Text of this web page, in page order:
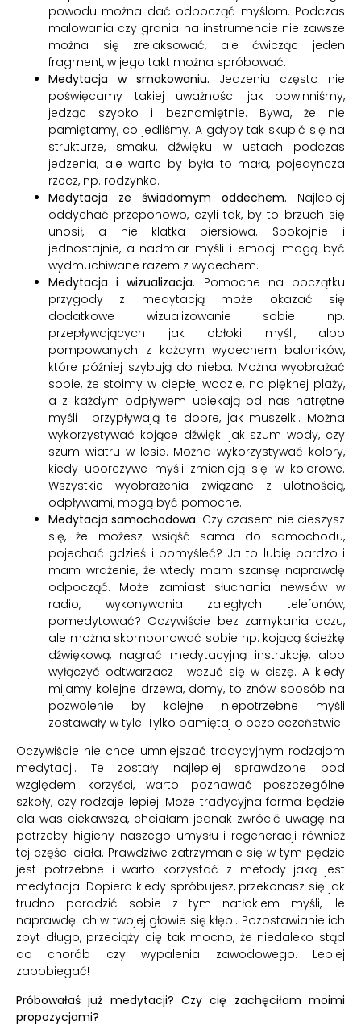
powodu można dać odpocząć myślom. Podczas
malowania czy grania na instrumencie nie zawsze
można się zrelaksować, ale ćwicząc jeden
fragment, w jego takt można spróbować.
Medytacja w smakowaniu. Jedzeniu często nie
poświęcamy takiej uważności jak powinniśmy,
jedząc szybko i beznamiętnie. Bywa, że nie
pamiętamy, co jedliśmy. A gdyby tak skupić się na
strukturze, smaku, dźwięku w ustach podczas
jedzenia, ale warto by była to mała, pojedyncza
rzecz, np. rodzynka.
Medytacja ze świadomym oddechem. Najlepiej
oddychać przeponowo, czyli tak, by to brzuch się
unosił, a nie klatka piersiowa. Spokojnie i
jednostajnie, a nadmiar myśli i emocji mogą być
wydmuchiwane razem z wydechem.
Medytacja i wizualizacja. Pomocne na początku
przygody z medytacją może okazać się
dodatkowe wizualizowanie sobie np.
przepływających jak obłoki myśli, albo
pompowanych z każdym wydechem baloników,
które później szybują do nieba. Można wyobrażać
sobie, że stoimy w ciepłej wodzie, na pięknej plaży,
a z każdym odpływem uciekają od nas natrętne
myśli i przypływają te dobre, jak muszelki. Można
wykorzystywać kojące dźwięki jak szum wody, czy
szum wiatru w lesie. Można wykorzystywać kolory,
kiedy uporczywe myśli zmieniają się w kolorowe.
Wszystkie wyobrażenia związane z ulotnością,
odpływami, mogą być pomocne.
Medytacja samochodowa. Czy czasem nie cieszysz
się, że możesz wsiąść sama do samochodu,
pojechać gdzieś i pomyśleć? Ja to lubię bardzo i
mam wrażenie, że wtedy mam szansę naprawdę
odpocząć. Może zamiast słuchania newsów w
radio, wykonywania zaległych telefonów,
pomedytować? Oczywiście bez zamykania oczu,
ale można skomponować sobie np. kojącą ścieżkę
dźwiękową, nagrać medytacyjną instrukcję, albo
wyłączyć odtwarzacz i wczuć się w ciszę. A kiedy
mijamy kolejne drzewa, domy, to znów sposób na
pozwolenie by kolejne niepotrzebne myśli
zostawały w tyle. Tylko pamiętaj o bezpieczeństwie!
Oczywiście nie chce umniejszać tradycyjnym rodzajom
medytacji. Te zostały najlepiej sprawdzone pod
względem korzyści, warto poznawać poszczególne
szkoły, czy rodzaje lepiej. Może tradycyjna forma będzie
dla was ciekawsza, chciałam jednak zwrócić uwagę na
potrzeby higieny naszego umysłu i regeneracji również
tej części ciała. Prawdziwe zatrzymanie się w tym pędzie
jest potrzebne i warto korzystać z metody jaką jest
medytacja. Dopiero kiedy spróbujesz, przekonasz się jak
trudno poradzić sobie z tym natłokiem myśli, ile
naprawdę ich w twojej głowie się kłębi. Pozostawianie ich
zbyt długo, przeciąży cię tak mocno, że niedaleko stąd
do chorób czy wypalenia zawodowego. Lepiej
zapobiegać!
Próbowałaś już medytacji? Czy cię zachęciłam moimi
propozycjami?